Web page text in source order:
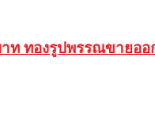
ท ทองรูปพรรณขายออ